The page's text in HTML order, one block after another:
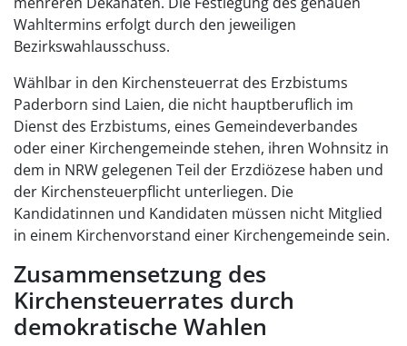
Wahltermins erfolgt durch den jeweiligen
Bezirkswahlausschuss.
Wählbar in den Kirchensteuerrat des Erzbistums
Paderborn sind Laien, die nicht hauptberuflich im
Dienst des Erzbistums, eines Gemeindeverbandes
oder einer Kirchengemeinde stehen, ihren Wohnsitz in
dem in NRW gelegenen Teil der Erzdiözese haben und
der Kirchensteuerpflicht unterliegen. Die
Kandidatinnen und Kandidaten müssen nicht Mitglied
in einem Kirchenvorstand einer Kirchengemeinde sein.
Zusammensetzung des
Kirchensteuerrates durch
demokratische Wahlen